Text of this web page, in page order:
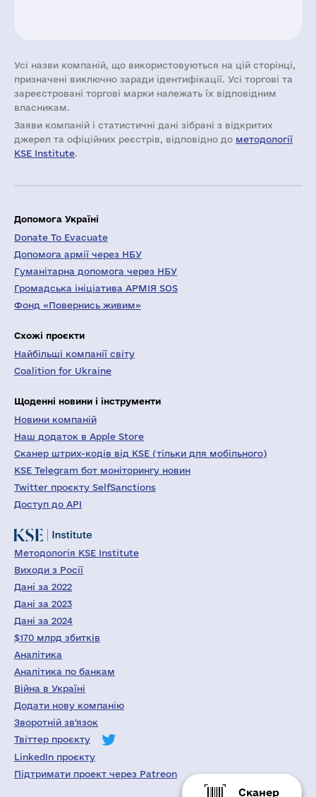
Усі назви компаній, що використовуються на цій сторінці,
призначені виключно заради ідентифікації. Усі торгові та
зареєстровані торгові марки належать їх відповідним
власникам.
Заяви компаній i статистичні дані зібрані з відкритих
джерел та офіційних реєстрів, відповідно до методології
KSE Institute.
Сканер
Допомога Україні
Donate To Evacuate
Допомога армії через НБУ
Гуманітарна допомога через НБУ
Громадська ініціатива АРМІЯ SOS
Фонд «Повернись живим»
Схожі проєкти
Найбільші компанії світу
Coalition for Ukraine
Щоденні новини і інструменти
Новини компаній
Наш додаток в Apple Store
Сканер штрих-кодів від KSE (тільки для мобільного)
KSE Telegram бот моніторингу новин
Twitter проєкту SelfSanctions
Доступ до API
Методологія KSE Institute
Виходи з Росії
Дані за 2022
Дані за 2023
Дані за 2024
$170 млрд збитків
Аналітика
Аналітика по банкам
Війна в Україні
Додати нову компанію
Зворотній зв'язок
Твіттер проєкту
LinkedIn проєкту
Підтримати проект через Patreon